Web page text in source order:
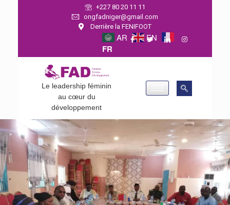
+227 80 20 11 11
ongfadniger@gmail.com
Derrière la FENIFOOT
AR EN
FR
Le leadership féminin
au cœur du
développement